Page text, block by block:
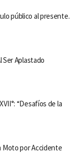
público al presente.
Ser Aplastado
“Desafíos de la
Moto por Accidente